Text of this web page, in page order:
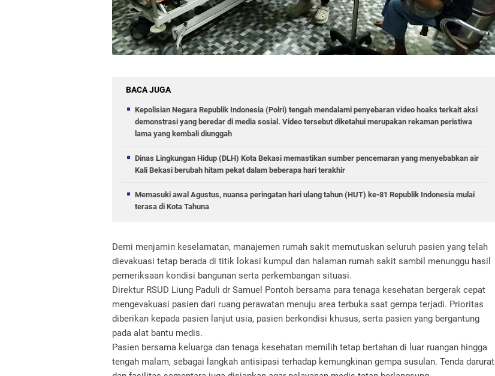
BACA JUGA
Kepolisian Negara Republik Indonesia (Polri) tengah mendalami penyebaran video hoaks terkait aksi
demonstrasi yang beredar di media sosial. Video tersebut diketahui merupakan rekaman peristiwa
lama yang kembali diunggah
Dinas Lingkungan Hidup (DLH) Kota Bekasi memastikan sumber pencemaran yang menyebabkan air
Kali Bekasi berubah hitam pekat dalam beberapa hari terakhir
Memasuki awal Agustus, nuansa peringatan hari ulang tahun (HUT) ke-81 Republik Indonesia mulai
terasa di Kota Tahuna
Demi menjamin keselamatan, manajemen rumah sakit memutuskan seluruh pasien yang telah
dievakuasi tetap berada di titik lokasi kumpul dan halaman rumah sakit sambil menunggu hasil
pemeriksaan kondisi bangunan serta perkembangan situasi.
Direktur RSUD Liung Paduli dr Samuel Pontoh bersama para tenaga kesehatan bergerak cepat
mengevakuasi pasien dari ruang perawatan menuju area terbuka saat gempa terjadi. Prioritas
diberikan kepada pasien lanjut usia, pasien berkondisi khusus, serta pasien yang bergantung
pada alat bantu medis.
Pasien bersama keluarga dan tenaga kesehatan memilih tetap bertahan di luar ruangan hingga
tengah malam, sebagai langkah antisipasi terhadap kemungkinan gempa susulan. Tenda darurat